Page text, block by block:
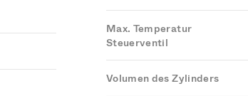
Max. Temperatur
Steuerventil
Volumen des Zylinders